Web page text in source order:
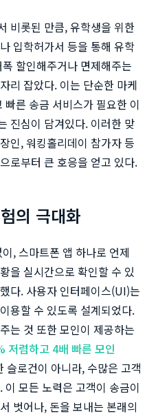
비롯된 만큼, 유학생을 위한
입학허가서 등을 통해 유학
할인해주거나 면제해주는
리 잡았다. 이는 단순한 마케
른 송금 서비스가 필요한 이
진심이 담겨있다. 이러한 맞
인, 워킹홀리데이 참가자 등
로부터 큰 호응을 얻고 있다.
의 극대화
, 스마트폰 앱 하나로 언제
을 실시간으로 확인할 수 있
다. 사용자 인터페이스(UI)는
용할 수 있도록 설계되었다.
는 것 또한 모인이 제공하는
저렴하고 4배 빠른 모인
슬로건이 아니라, 수많은 고객
모든 노력은 고객이 송금이
벗어나, 돈을 보내는 본래의